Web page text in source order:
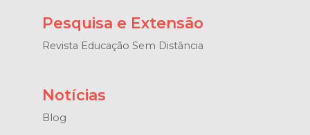
Pesquisa e Extensão
Revista Educação Sem Distância
Notícias
Blog